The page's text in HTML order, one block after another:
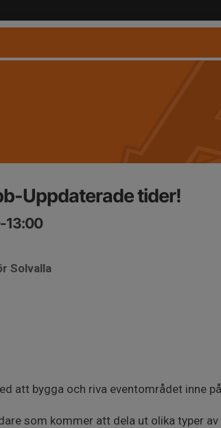
Uppdaterade tider!
13:00
Solvalla
att bygga och riva eventområdet inne
som kommer att dela ut olika typer